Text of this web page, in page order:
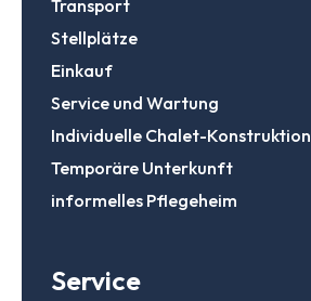
Transport
Stellplätze
Einkauf
Service und Wartung
Individuelle Chalet-Konstruktion
Temporäre Unterkunft
informelles Pflegeheim
Service